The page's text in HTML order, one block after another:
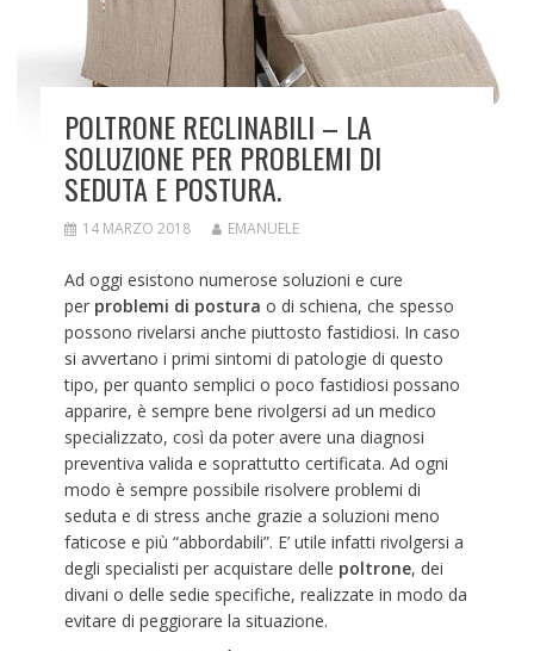
POLTRONE RECLINABILI – LA
SOLUZIONE PER PROBLEMI DI
SEDUTA E POSTURA.
14 MARZO 2018 EMANUELE
Ad oggi esistono numerose soluzioni e cure
per problemi di postura o di schiena, che spesso
possono rivelarsi anche piuttosto fastidiosi. In caso
si avvertano i primi sintomi di patologie di questo
tipo, per quanto semplici o poco fastidiosi possano
apparire, è sempre bene rivolgersi ad un medico
specializzato, così da poter avere una diagnosi
preventiva valida e soprattutto certificata. Ad ogni
modo è sempre possibile risolvere problemi di
seduta e di stress anche grazie a soluzioni meno
faticose e più “abbordabili”. E’ utile infatti rivolgersi a
degli specialisti per acquistare delle poltrone, dei
divani o delle sedie specifiche, realizzate in modo da
evitare di peggiorare la situazione.